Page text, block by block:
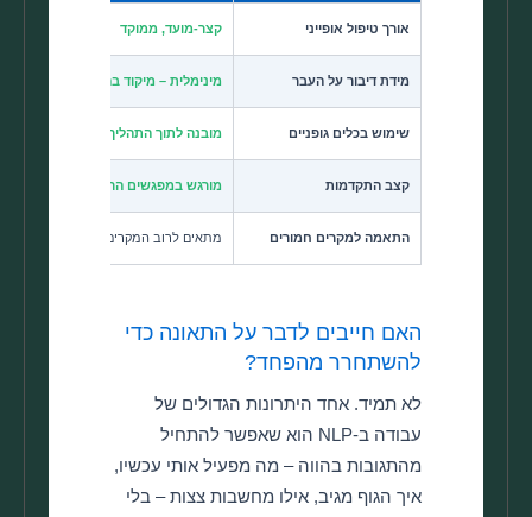
אורך טיפול אופייני קצר-מועד, ממוקד
מידת דיבור על העבר מינימלית – מיקוד בהווה
שימוש בכלים גופניים מובנה לתוך התהליך
קצב התקדמות מורגש במפגשים הראשונים
התאמה למקרים חמורים מתאים לרוב המקרים, לעיתים בשילוב
האם חייבים לדבר על התאונה כדי
להשתחרר מהפחד?
לא תמיד. אחד היתרונות הגדולים של
עבודה ב-NLP הוא שאפשר להתחיל
מהתגובות בהווה – מה מפעיל אותי עכשיו,
איך הגוף מגיב, אילו מחשבות צצות – בלי